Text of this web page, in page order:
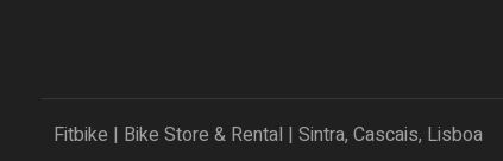
Fitbike | Bike Store & Rental | Sintra, Cascais, Lisboa